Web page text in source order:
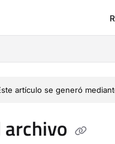
artículo se generó